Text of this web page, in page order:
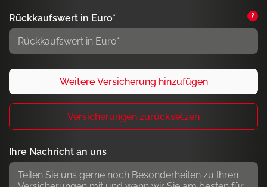
Rückkaufswert in Euro* ?
Ihre Nachricht an uns